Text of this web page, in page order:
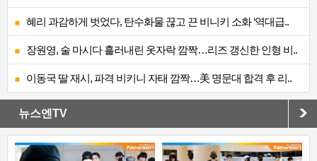
혜리 과감하게 벗었다, 탄수화물 끊고 끈 비니키 소화 ‘역대급..
장원영, 술 마시다 흘러내린 옷자락 깜짝…리즈 갱신한 인형 비..
이동국 딸 재시, 파격 비키니 자태 깜짝…美 명문대 합격 후 리..
뉴스엔TV